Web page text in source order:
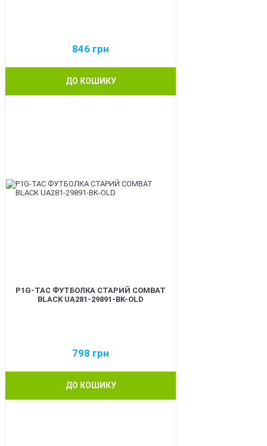
846 грн
ДО КОШИКУ
P1G-TAC ФУТБОЛКА СТАРИЙ COMBAT
BLACK UA281-29891-BK-OLD
798 грн
ДО КОШИКУ